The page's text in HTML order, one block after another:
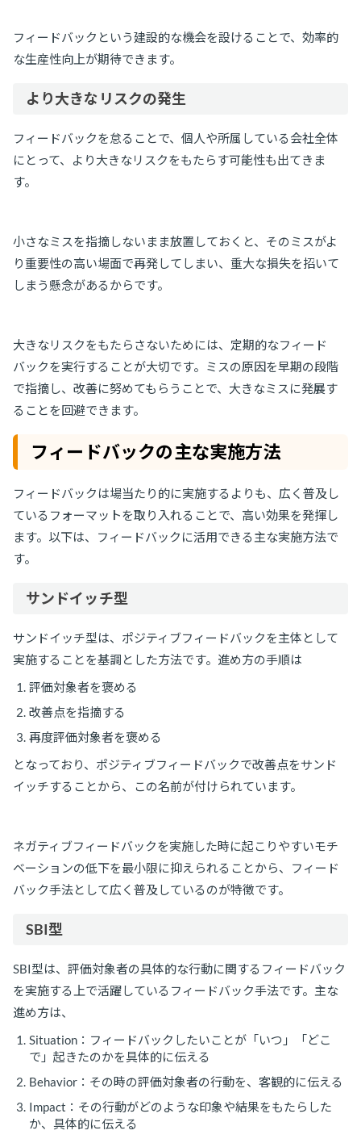
フィードバックという建設的な機会を設けることで、効率的
な生産性向上が期待できます。
より大きなリスクの発生
フィードバックを怠ることで、個人や所属している会社全体
にとって、より大きなリスクをもたらす可能性も出てきま
す。
小さなミスを指摘しないまま放置しておくと、そのミスがよ
り重要性の高い場面で再発してしまい、重大な損失を招いて
しまう懸念があるからです。
大きなリスクをもたらさないためには、定期的なフィード
バックを実行することが大切です。ミスの原因を早期の段階
で指摘し、改善に努めてもらうことで、大きなミスに発展す
ることを回避できます。
フィードバックの主な実施方法
フィードバックは場当たり的に実施するよりも、広く普及し
ているフォーマットを取り入れることで、高い効果を発揮し
ます。以下は、フィードバックに活用できる主な実施方法で
す。
サンドイッチ型
サンドイッチ型は、ポジティブフィードバックを主体として
実施することを基調とした方法です。進め方の手順は
評価対象者を褒める
改善点を指摘する
再度評価対象者を褒める
となっており、ポジティブフィードバックで改善点をサンド
イッチすることから、この名前が付けられています。
ネガティブフィードバックを実施した時に起こりやすいモチ
ベーションの低下を最小限に抑えられることから、フィード
バック手法として広く普及しているのが特徴です。
SBI型
SBI型は、評価対象者の具体的な行動に関するフィードバック
を実施する上で活躍しているフィードバック手法です。主な
進め方は、
Situation：フィードバックしたいことが「いつ」「どこ
で」起きたのかを具体的に伝える
Behavior：その時の評価対象者の行動を、客観的に伝える
Impact：その行動がどのような印象や結果をもたらした
か、具体的に伝える